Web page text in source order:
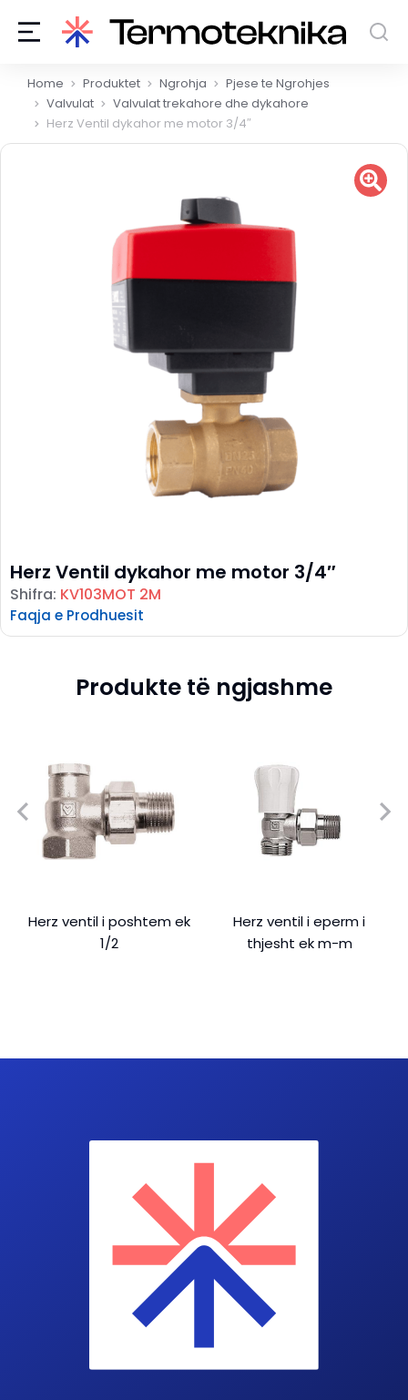
You are here:
Home Produktet Ngrohja
Pjese te Ngrohjes
Valvulat
Valvulat trekahore dhe dykahore
Herz Ventil dykahor me motor 3/4″
Herz Ventil dykahor me motor 3/4″
Shifra: KV103MOT 2M
Faqja e Prodhuesit
Produkte të ngjashme
Herz ventil i poshtem ek
1/2
Herz ventil i eperm i
thjesht ek m-m